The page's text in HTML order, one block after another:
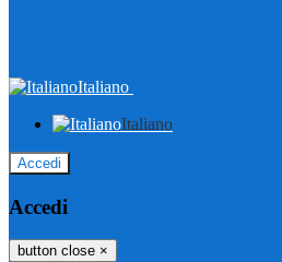
Italiano
Italiano
Accedi
Accedi
button close ×